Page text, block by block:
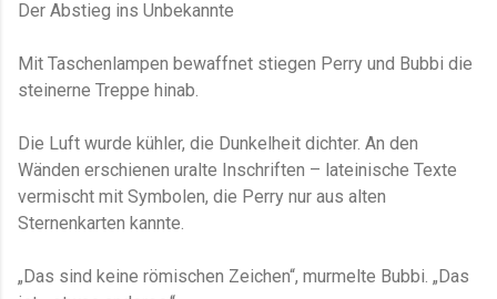
Der Abstieg ins Unbekannte
Mit Taschenlampen bewaffnet stiegen Perry und Bubbi die
steinerne Treppe hinab.
Die Luft wurde kühler, die Dunkelheit dichter. An den
Wänden erschienen uralte Inschriften – lateinische Texte
vermischt mit Symbolen, die Perry nur aus alten
Sternenkarten kannte.
„Das sind keine römischen Zeichen“, murmelte Bubbi. „Das